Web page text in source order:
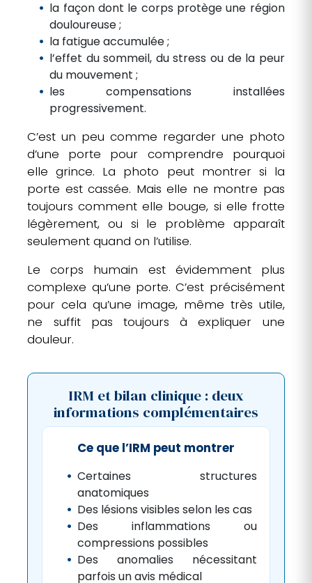
la façon dont le corps protège une région
douloureuse ;
la fatigue accumulée ;
l’effet du sommeil, du stress ou de la peur
du mouvement ;
les compensations installées
progressivement.
C’est un peu comme regarder une photo
d’une porte pour comprendre pourquoi
elle grince. La photo peut montrer si la
porte est cassée. Mais elle ne montre pas
toujours comment elle bouge, si elle frotte
légèrement, ou si le problème apparaît
seulement quand on l’utilise.
Le corps humain est évidemment plus
complexe qu’une porte. C’est précisément
pour cela qu’une image, même très utile,
ne suffit pas toujours à expliquer une
douleur.
IRM et bilan clinique : deux
informations complémentaires
Ce que l’IRM peut montrer
Certaines structures
anatomiques
Des lésions visibles selon les cas
Des inflammations ou
compressions possibles
Des anomalies nécessitant
parfois un avis médical